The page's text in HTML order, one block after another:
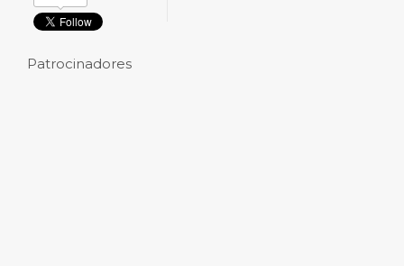
Patrocinadores